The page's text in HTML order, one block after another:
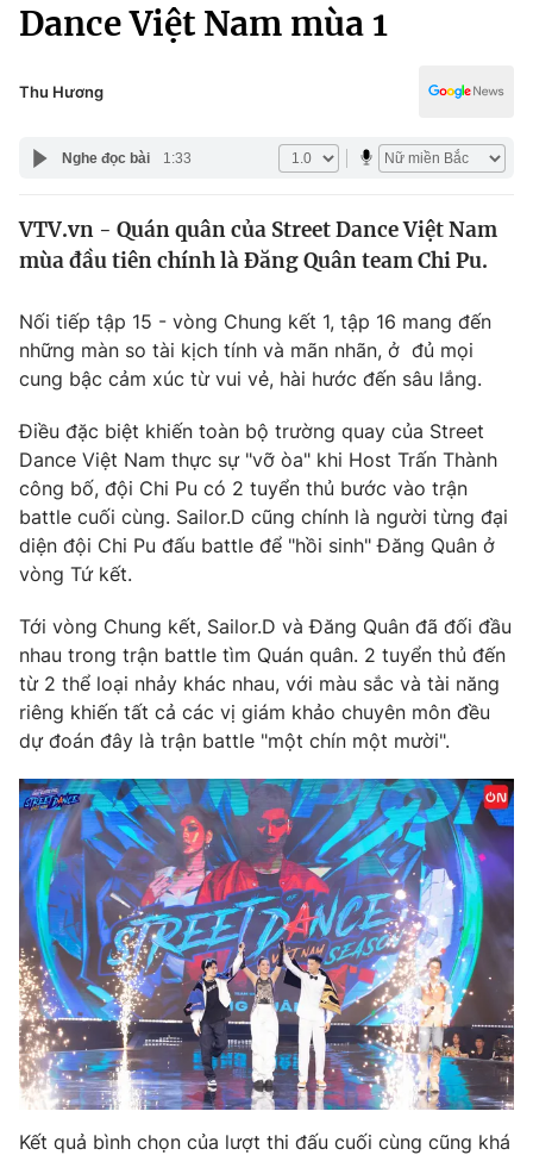
Chính trị
Pháp luật
Tin tức
Thế giới đó đây
Câu chuyện quốc tế
Kinh tế
Thị trường
Góc doanh nghiệp
Dữ liệu và đời sống
Truyền hình
Phim VTV
Hậu trường
Nhân vật
Khán giả
Giải sao mai
Giải trí
Âm nhạc
Sao
Đời sống
Du lịch
Làm đẹp
Chất lượng cuộc sống
Giáo dục
Tuyển sinh
Học trực tuyến
Hitech Công nghệ tương lai
Sản phẩm
Thị trường
Tư vấn
Giao lưu trực tuyến
Lịch phát sóng
Chuyên mục khác
Emagazine Podcast
Photo Infographic
Truyền hình
Y tế
Công nghệ
Dance Việt Nam mùa 1
Thu Hương
Nghe đọc bài 1:33
VTV.vn - Quán quân của Street Dance Việt Nam
mùa đầu tiên chính là Đăng Quân team Chi Pu.
Nối tiếp tập 15 - vòng Chung kết 1, tập 16 mang đến
những màn so tài kịch tính và mãn nhãn, ở đủ mọi
cung bậc cảm xúc từ vui vẻ, hài hước đến sâu lắng.
Điều đặc biệt khiến toàn bộ trường quay của Street
Dance Việt Nam thực sự "vỡ òa" khi Host Trấn Thành
công bố, đội Chi Pu có 2 tuyển thủ bước vào trận
battle cuối cùng. Sailor.D cũng chính là người từng đại
diện đội Chi Pu đấu battle để "hồi sinh" Đăng Quân ở
vòng Tứ kết.
Tới vòng Chung kết, Sailor.D và Đăng Quân đã đối đầu
nhau trong trận battle tìm Quán quân. 2 tuyển thủ đến
từ 2 thể loại nhảy khác nhau, với màu sắc và tài năng
riêng khiến tất cả các vị giám khảo chuyên môn đều
dự đoán đây là trận battle "một chín một mười".
Kết quả bình chọn của lượt thi đấu cuối cùng cũng khá